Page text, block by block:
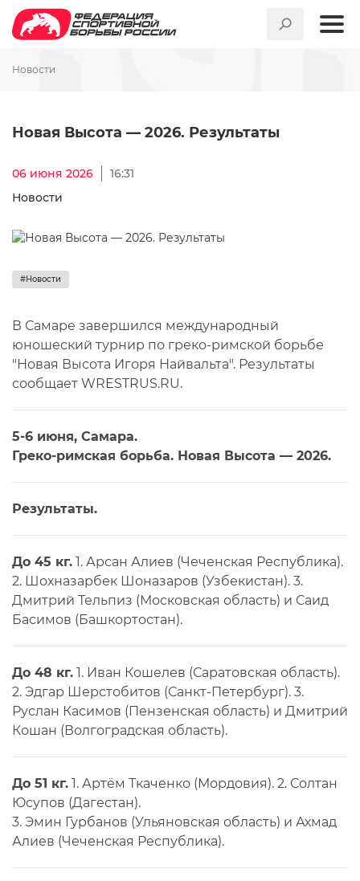
Новости
Новая Высота — 2026. Результаты
06 июня 2026
16:31
Новости
#Новости
В Самаре завершился международный
юношеский турнир по греко-римской борьбе
"Новая Высота Игоря Найвальта". Результаты
сообщает WRESTRUS.RU.
5-6 июня, Самара.
Греко-римская борьба. Новая Высота — 2026.
Результаты.
До 45 кг. 1. Арсан Алиев (Чеченская Республика).
2. Шохназарбек Шоназаров (Узбекистан). 3.
Дмитрий Тельпиз (Московская область) и Саид
Басимов (Башкортостан).
До 48 кг. 1. Иван Кошелев (Саратовская область).
2. Эдгар Шерстобитов (Санкт-Петербург). 3.
Руслан Касимов (Пензенская область) и Дмитрий
Кошан (Волгоградская область).
До 51 кг. 1. Артём Ткаченко (Мордовия). 2. Солтан
Юсупов (Дагестан).
3. Эмин Гурбанов (Ульяновская область) и Ахмад
Алиев (Чеченская Республика).